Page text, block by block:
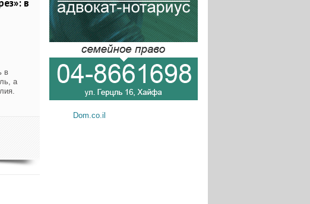
в
в
а
Dom.co.il